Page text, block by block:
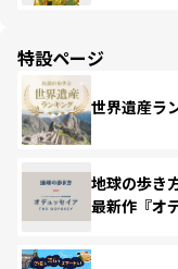
特設ページ
世界遺産ラ
地球の歩き
最新作『オ